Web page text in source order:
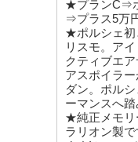
★プランC⇒
⇒プラス5万
★ポルシェ初
リスモ。ア
クティブエ
アスポイラ
ダン。ポル
ーマンスへ
★純正メモリ
ラリオン製